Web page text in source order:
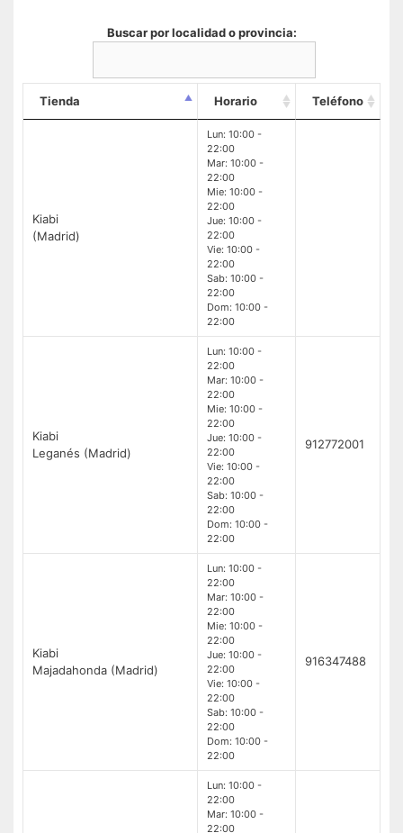
Buscar por localidad o provincia:
Tienda Horario Teléfono
Kiabi
(Madrid)
Lun: 10:00 -
22:00
Mar: 10:00 -
22:00
Mie: 10:00 -
22:00
Jue: 10:00 -
22:00
Vie: 10:00 -
22:00
Sab: 10:00 -
22:00
Dom: 10:00 -
22:00
Kiabi
Leganés (Madrid)
Lun: 10:00 -
22:00
Mar: 10:00 -
22:00
Mie: 10:00 -
22:00
Jue: 10:00 -
22:00
Vie: 10:00 -
22:00
Sab: 10:00 -
22:00
Dom: 10:00 -
22:00
912772001
Kiabi
Majadahonda (Madrid)
Lun: 10:00 -
22:00
Mar: 10:00 -
22:00
Mie: 10:00 -
22:00
Jue: 10:00 -
22:00
Vie: 10:00 -
22:00
Sab: 10:00 -
22:00
Dom: 10:00 -
22:00
916347488
Lun: 10:00 -
22:00
Mar: 10:00 -
22:00